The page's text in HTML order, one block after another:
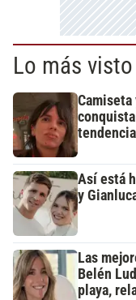
Lo más visto
tendencia
Así está
y
Las
Belén
playa,